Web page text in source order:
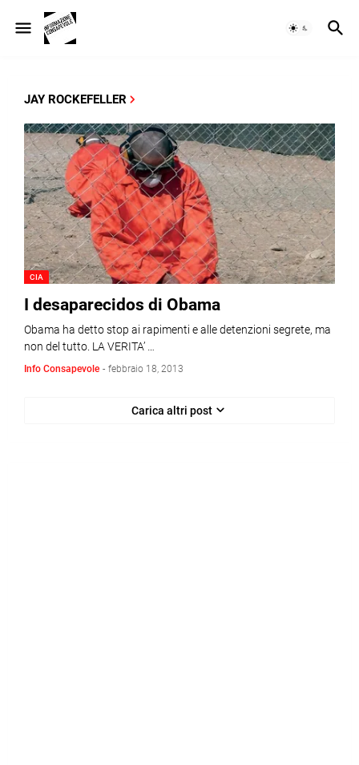
JAY ROCKEFELLER
CIA
I desaparecidos di Obama
Obama ha detto stop ai rapimenti e alle detenzioni segrete, ma
non del tutto. LA VERITA’ …
Info Consapevole - febbraio 18, 2013
Carica altri post